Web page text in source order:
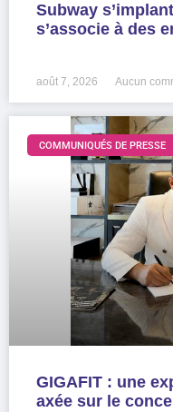
Subway
s’associe à des
août 7, 2026 Aucun
COMMUNIQUÉS DE PRESSE
GIGAFIT : une
axée sur le